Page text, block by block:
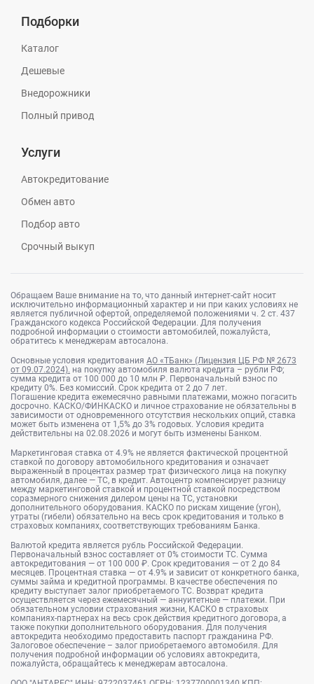
Подборки
Каталог
Дешевые
Внедорожники
Полный привод
Услуги
Автокредитование
Обмен авто
Подбор авто
Срочный выкуп
Обращаем Ваше внимание на то, что данный интернет-сайт носит
исключительно информационный характер и ни при каких условиях не
является публичной офертой, определяемой положениями ч. 2 ст. 437
Гражданского кодекса Российской Федерации. Для получения
подробной информации о стоимости автомобилей, пожалуйста,
обратитесь к менеджерам автосалона.
Основные условия кредитования АО «ТБанк» (Лицензия ЦБ РФ № 2673
от 09.07.2024). на покупку автомобиля валюта кредита – рубли РФ;
сумма кредита от 100 000 до 10 млн ₽. Первоначальный взнос по
кредиту 0%. Без комиссий. Срок кредита от 2 до 7 лет.
Погашение кредита ежемесячно равными платежами, можно погасить
досрочно. КАСКО/ФИНКАСКО и личное страхование не обязательны в
зависимости от одновременного отсутствия нескольких опций, ставка
может быть изменена от 1,5% до 3% годовых. Условия кредита
действительны на 02.08.2026 и могут быть изменены Банком.
Маркетинговая ставка от 4.9% не является фактической процентной
ставкой по договору автомобильного кредитования и означает
выраженный в процентах размер трат физического лица на покупку
автомобиля, далее — ТС, в кредит. Автоцентр компенсирует разницу
между маркетинговой ставкой и процентной ставкой посредством
соразмерного снижения дилером цены на ТС, установки
дополнительного оборудования. КАСКО по рискам хищение (угон),
утраты (гибели) обязательно на весь срок кредитования и только в
страховых компаниях, соответствующих требованиям Банка.
Валютой кредита является рубль Российской Федерации.
Первоначальный взнос составляет от 0% стоимости ТС. Сумма
автокредитования — от 100 000 ₽. Срок кредитования — от 2 до 84
месяцев. Процентная ставка — от 4.9% и зависит от конкретного банка,
суммы займа и кредитной программы. В качестве обеспечения по
кредиту выступает залог приобретаемого ТС. Возврат кредита
осуществляется через ежемесячный — аннуитетные — платежи. При
обязательном условии страхования жизни, КАСКО в страховых
компаниях-партнерах на весь срок действия кредитного договора, а
также покупки дополнительного оборудования. Для получения
автокредита необходимо предоставить паспорт гражданина РФ.
Залоговое обеспечение – залог приобретаемого автомобиля. Для
получения подробной информации об условиях автокредита,
пожалуйста, обращайтесь к менеджерам автосалона.